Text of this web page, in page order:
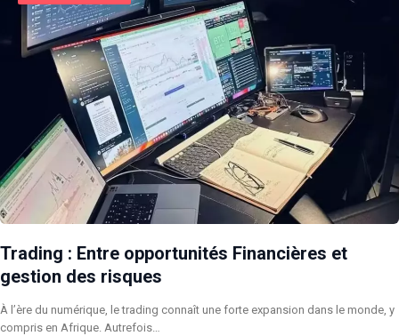
Trading : Entre opportunités Financières et
gestion des risques
À l’ère du numérique, le trading connaît une forte expansion dans le monde, y
compris en Afrique. Autrefois…